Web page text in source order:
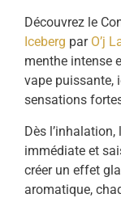
Découvrez le
Iceberg par O’j
menthe intense
vape puissante,
sensations
Dès
immédiate et
créer un effet
aromatique,